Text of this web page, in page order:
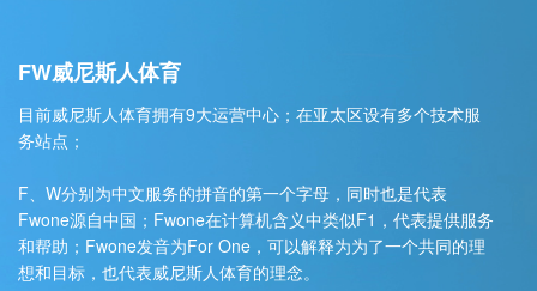
FW威尼斯人体育
目前威尼斯人体育拥有9大运营中心；在亚太区设有多个技术服
务站点；
F、W分别为中文服务的拼音的第一个字母，同时也是代表
Fwone源自中国；Fwone在计算机含义中类似F1，代表提供服务
和帮助；Fwone发音为For One，可以解释为为了一个共同的理
想和目标，也代表威尼斯人体育的理念。